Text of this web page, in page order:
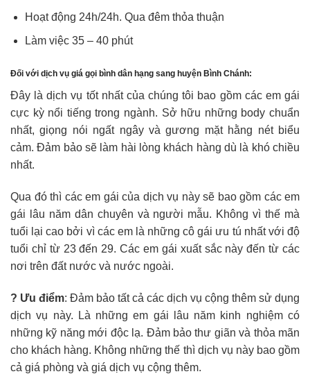
Hoạt động 24h/24h. Qua đêm thỏa thuận
Làm việc 35 – 40 phút
Đối với dịch vụ giá gọi bình dân hạng sang huyện Bình Chánh:
Đây là dịch vụ tốt nhất của chúng tôi bao gồm các em gái
cực kỳ nổi tiếng trong ngành. Sở hữu những body chuẩn
nhất, giọng nói ngất ngây và gương mặt hằng nét biểu
cảm. Đảm bảo sẽ làm hài lòng khách hàng dù là khó chiều
nhất.
Qua đó thì các em gái của dịch vụ này sẽ bao gồm các em
gái lâu năm dân chuyên và người mẫu. Không vì thế mà
tuổi lại cao bởi vì các em là những cô gái ưu tú nhất với độ
tuổi chỉ từ 23 đến 29. Các em gái xuất sắc này đến từ các
nơi trên đất nước và nước ngoài.
? Ưu điểm: Đảm bảo tất cả các dịch vụ cộng thêm sử dụng
dịch vụ này. Là những em gái lâu năm kinh nghiệm có
những kỹ năng mới độc lạ. Đảm bảo thư giãn và thỏa mãn
cho khách hàng. Không những thế thì dịch vụ này bao gồm
cả giá phòng và giá dịch vụ cộng thêm.